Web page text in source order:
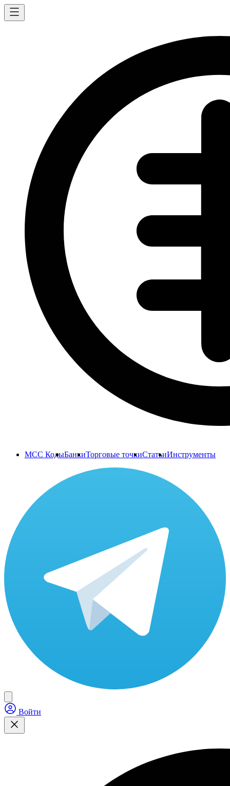
MCC КодыБанкиТорговые точкиСтатьиИнструменты
Войти